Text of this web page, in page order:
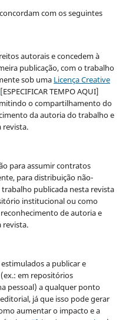
com os seguintes
autorais e concedem à
publicação, com o trabalho
sob uma Licença Creative
[ESPECIFICAR TEMPO AQUI]
o compartilhamento do
da autoria do trabalho e
revista.
para assumir contratos
para distribuição não-
publicada nesta revista
institucional ou como
de autoria e
revista.
a publicar e
em repositórios
pessoal) a qualquer ponto
já que isso pode gerar
aumentar o impacto e a